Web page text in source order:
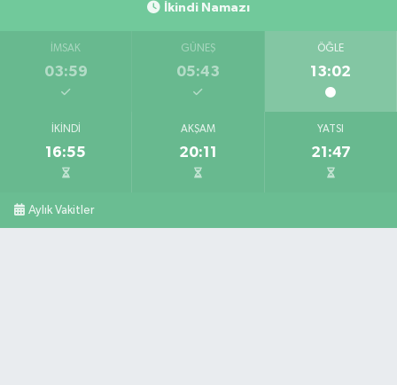
İkindi Namazı
İMSAK
03:59
GÜNEŞ
05:43
ÖĞLE
13:02
İKINDI
16:55
AKŞAM
20:11
YATSI
21:47
Aylık Vakitler